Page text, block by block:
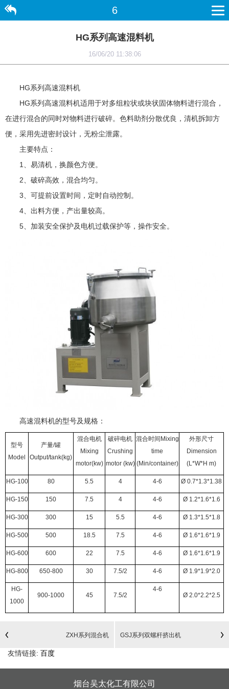
6
HG系列高速混料机
16/06/20 11:38:06
HG系列高速混料机
HG系列高速混料机适用于对多组粒状或块状固体物料进行混合，
在进行混合的同时对物料进行破碎。色料助剂分散优良，清机拆卸方
便，采用先进密封设计，无粉尘泄露。
主要特点：
1、易清机，换颜色方便。
2、破碎高效，混合均匀。
3、可提前设置时间，定时自动控制。
4、出料方便，产出量较高。
5、加装安全保护及电机过载保护等，操作安全。
高速混料机的型号及规格：
型号
Model
产量/罐
Output/tank(kg)
混合电机
Mixing
motor(kw)
破碎电机
Crushing
motor (kw)
混合时间Mixing
time
(Min/container)
外形尺寸
Dimension
(L*W*H m)
HG-100 80 5.5 4 4-6 Ø 0.7*1.3*1.38
HG-150 150 7.5 4 4-6 Ø 1.2*1.6*1.6
HG-300 300 15 5.5 4-6 Ø 1.3*1.5*1.8
HG-500 500 18.5 7.5 4-6 Ø 1.6*1.6*1.9
HG-600 600 22 7.5 4-6 Ø 1.6*1.6*1.9
HG-800 650-800 30 7.5/2 4-6 Ø 1.9*1.9*2.0
HG-
1000
900-1000 45 7.5/2
4-6
Ø 2.0*2.2*2.5
ZXH系列混合机 GSJ系列双螺杆挤出机
友情链接: 百度
烟台吴太化工有限公司